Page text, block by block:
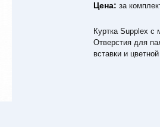
Цена:за
Куртка Supplex
Отверстия для
вставки и